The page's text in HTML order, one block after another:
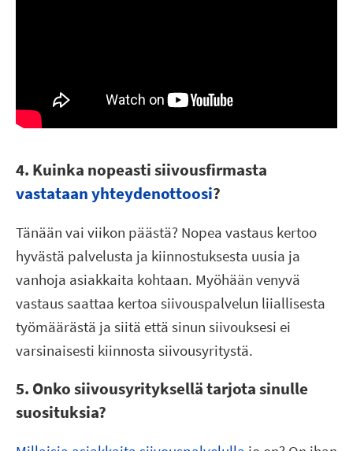
4. Kuinka nopeasti siivousfirmasta
vastataan yhteydenottoosi?
Tänään vai viikon päästä? Nopea vastaus kertoo
hyvästä palvelusta ja kiinnostuksesta uusia ja
vanhoja asiakkaita kohtaan. Myöhään venyvä
vastaus saattaa kertoa siivouspalvelun liiallisesta
työmäärästä ja siitä että sinun siivouksesi ei
varsinaisesti kiinnosta siivousyritystä.
5. Onko siivousyrityksellä tarjota sinulle
suosituksia?